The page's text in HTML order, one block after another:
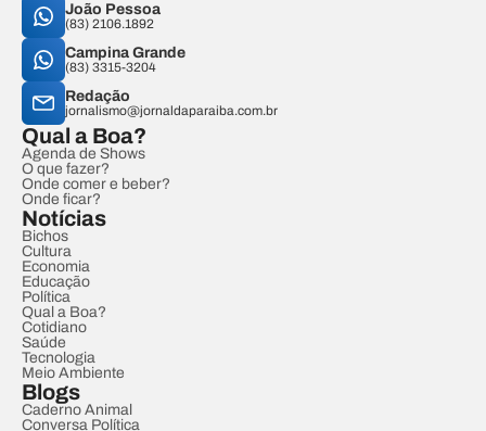
João Pessoa
(83) 2106.1892
Campina Grande
(83) 3315-3204
Redação
jornalismo@jornaldaparaiba.com.br
Qual a Boa?
Agenda de Shows
O que fazer?
Onde comer e beber?
Onde ficar?
Notícias
Bichos
Cultura
Economia
Educação
Política
Qual a Boa?
Cotidiano
Saúde
Tecnologia
Meio Ambiente
Blogs
Caderno Animal
Conversa Política